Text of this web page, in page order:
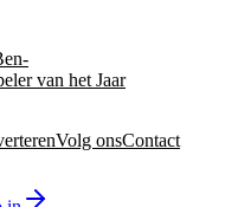
van het Jaar
Volg onsContact